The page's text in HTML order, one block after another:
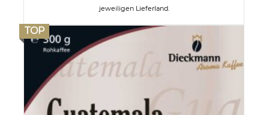
jeweiligen Lieferland.
TOP